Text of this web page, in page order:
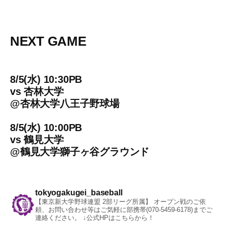
NEXT GAME
8/5(水) 10:30PB
vs杏林大学
@杏林大学八王子野球場
8/5(水) 10:00PB
vs鶴見大学
@鶴見大学獅子ヶ谷グラウンド
tokyogakugei_baseball
【東京新大学野球連盟 2部リーグ所属】
オープン戦のご依
頼、お問い合わせ等はご気軽に部携帯(070-5459-6178)までご
連絡ください。
↓公式HPはこちらから！